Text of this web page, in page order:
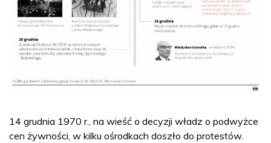
14 grudnia 1970 r., na wieść o decyzji władz o podwyżce
cen żywności, w kilku ośrodkach doszło do protestów.